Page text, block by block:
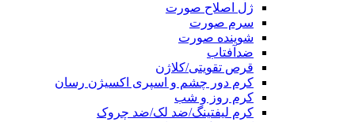
ژل اصلاح صورت
سرم صورت
شوینده صورت
ضدآفتاب
قرص تقویتی/کلاژن
کرم دور چشم و اسپری اکسیژن رسان
کرم روز و شب
کرم لیفتینگ/ضد لک/ضد چروک